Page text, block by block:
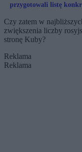
przygotowali listę
Czy zatem w
zwiększenia liczby
stronę Kuby?
Reklama
Reklama